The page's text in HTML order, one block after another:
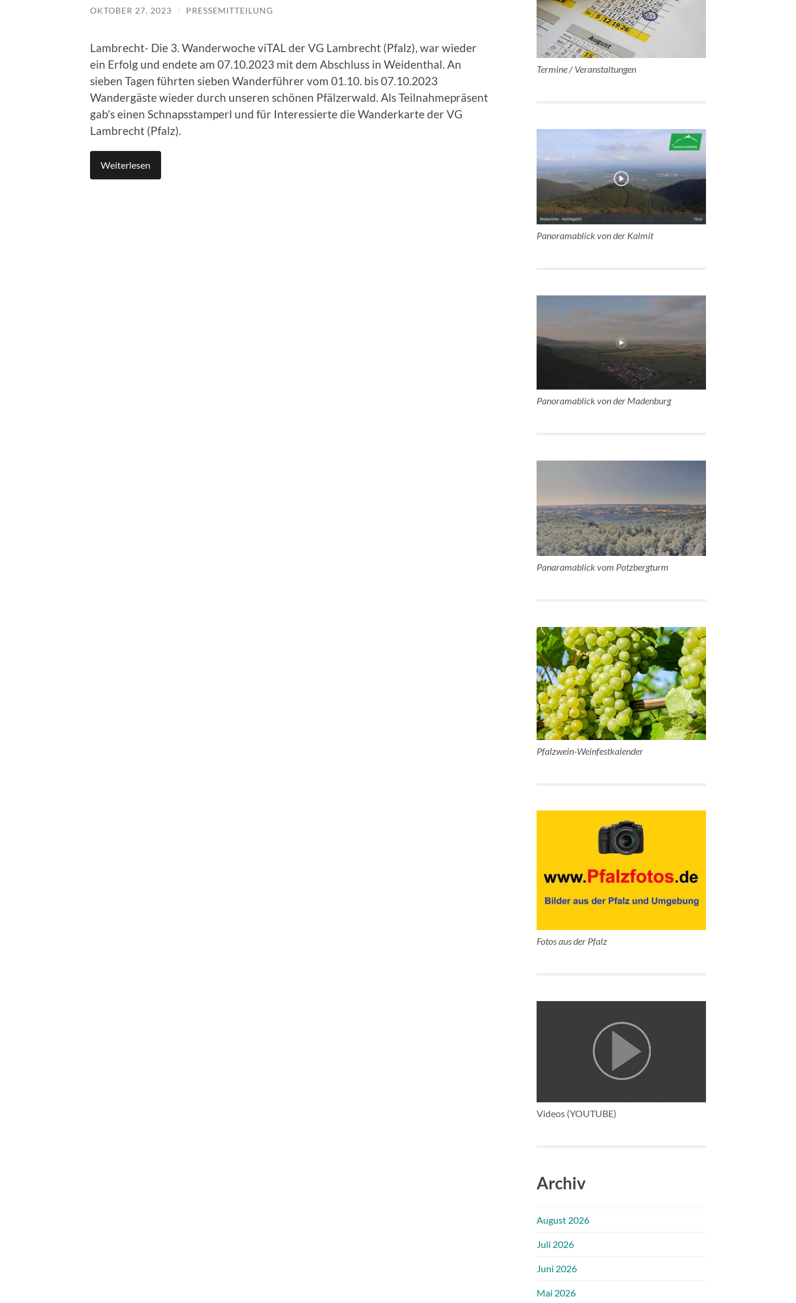
OKTOBER 27, 2023 / PRESSEMITTEILUNG
Lambrecht- Die 3. Wanderwoche viTAL der VG Lambrecht (Pfalz), war wieder
ein Erfolg und endete am 07.10.2023 mit dem Abschluss in Weidenthal. An
sieben Tagen führten sieben Wanderführer vom 01.10. bis 07.10.2023
Wandergäste wieder durch unseren schönen Pfälzerwald. Als Teilnahmepräsent
gab’s einen Schnapsstamperl und für Interessierte die Wanderkarte der VG
Lambrecht (Pfalz).
Weiterlesen
Termine / Veranstaltungen
Panoramablick von der Kalmit
Panoramablick von der Madenburg
Panaramablick vom Potzbergturm
Pfalzwein-Weinfestkalender
Fotos aus der Pfalz
Videos (YOUTUBE)
Archiv
August 2026
Juli 2026
Juni 2026
Mai 2026